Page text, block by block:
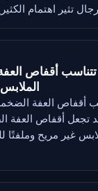
تتناسب أقفاص
أقفاص العفة
تجعل أقفاص العفة
غير مريح وملفتًا